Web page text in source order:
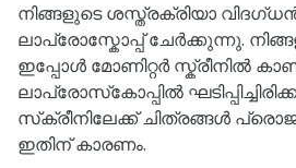
നിങ്ങളുടെ ശസ്ത്രക്രിയാ
ലാപ്രോസ്കോപ്പ് ചേർക്കുന്നു.
ഇപ്പോൾ മോണിറ്റർ സ്ക്രീനിൽ
ലാപ്രോസ്‌കോപ്പിൽ
സ്‌ക്രീനിലേക്ക് ചിത്രങ്ങൾ
ഇതിന് കാരണം.